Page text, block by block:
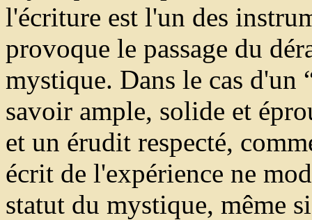
l'écriture est l'un des
provoque le passage du
mystique. Dans le cas d'un
savoir ample, solide et
et un érudit respecté,
écrit de l'expérience ne
statut du mystique, même